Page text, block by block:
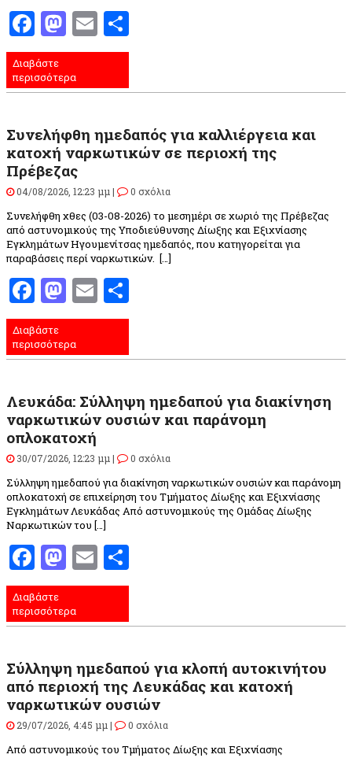
Facebook
Mastodon
Email
Διαβάστε
περισσότερα
Συνελήφθη ημεδαπός για καλλιέργεια και
κατοχή ναρκωτικών σε περιοχή της
Πρέβεζας
04/08/2026, 12:23 μμ | 0 σχόλια
Συνελήφθη χθες (03-08-2026) το μεσημέρι σε χωριό της Πρέβεζας
από αστυνομικούς της Υποδιεύθυνσης Δίωξης και Εξιχνίασης
Εγκλημάτων Ηγουμενίτσας ημεδαπός, που κατηγορείται για
παραβάσεις περί ναρκωτικών. […]
Facebook
Mastodon
Email
Διαβάστε
περισσότερα
Λευκάδα: Σύλληψη ημεδαπού για διακίνηση
ναρκωτικών ουσιών και παράνομη
οπλοκατοχή
30/07/2026, 12:23 μμ | 0 σχόλια
Σύλληψη ημεδαπού για διακίνηση ναρκωτικών ουσιών και παράνομη
οπλοκατοχή σε επιχείρηση του Τμήματος Δίωξης και Εξιχνίασης
Εγκλημάτων Λευκάδας Από αστυνομικούς της Ομάδας Δίωξης
Ναρκωτικών του […]
Facebook
Mastodon
Email
Διαβάστε
περισσότερα
Σύλληψη ημεδαπού για κλοπή αυτοκινήτου
από περιοχή της Λευκάδας και κατοχή
ναρκωτικών ουσιών
29/07/2026, 4:45 μμ | 0 σχόλια
Από αστυνομικούς του Τμήματος Δίωξης και Εξιχνίασης